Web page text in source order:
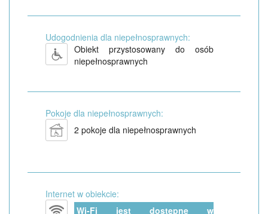
Udogodnienia dla niepełnosprawnych:
Obiekt przystosowany do osób
niepełnosprawnych
Pokoje dla niepełnosprawnych:
2 pokoje dla niepełnosprawnych
Internet w obiekcie:
Wi-Fi jest dostępne w